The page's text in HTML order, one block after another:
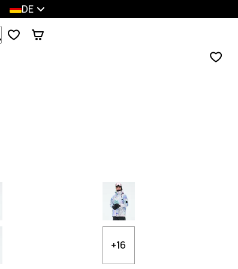
DE
Durchsuche 1 000+ Produkte
+16